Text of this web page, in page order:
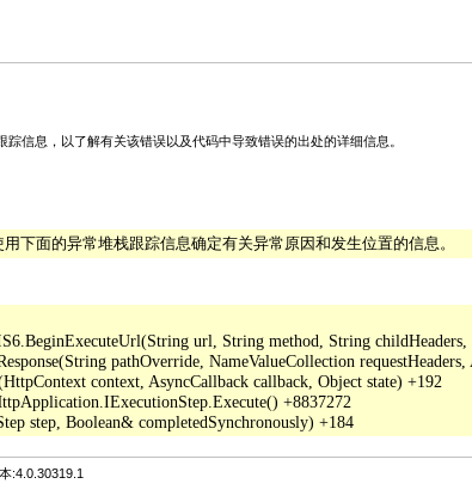
信息，以了解有关该错误以及代码中导致错误的出处的详细信息。
面的异常堆栈跟踪信息确定有关异常原因和发生位置的信息。
url, String method, String
pathOverride, NameValueCollection requestHeaders,
context, AsyncCallback callback, Object state) +192
+8837272
:4.0.30319.1